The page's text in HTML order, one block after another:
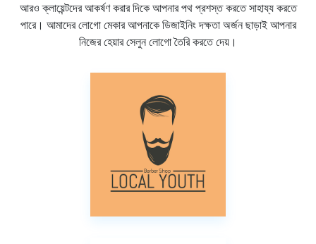
আরও ক্লায়েন্টদের আকর্ষণ করার দিকে আপনার পথ প্রশস্ত করতে সাহায্য করতে
পারে। আমাদের লোগো মেকার আপনাকে ডিজাইনিং দক্ষতা অর্জন ছাড়াই আপনার
নিজের হেয়ার সেলুন লোগো তৈরি করতে দেয়।